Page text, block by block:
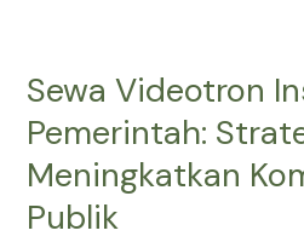
Sewa Videotron
Pemerintah:
Meningkatkan
Publik
Sewa
Instansi
Pemerintah:
Efektif